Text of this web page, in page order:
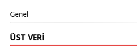
Genel
ÜST VERI